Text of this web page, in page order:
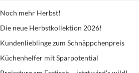
Noch mehr Herbst!
Die neue Herbstkollektion 2026!
Kundenlieblinge zum Schnäppchenpreis
Küchenhelfer mit Sparpotential